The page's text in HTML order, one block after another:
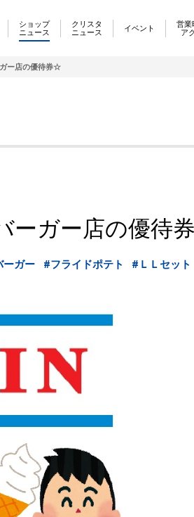
ショップ
ニュース
クリスタ
ニュース
イベント
営業
ア
ガー店の優待券☆
ーガー店の優待
ーガー #フライドポテト #ＬＬセット